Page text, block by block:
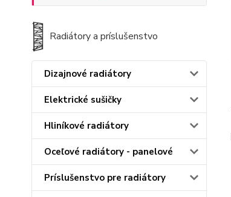
Radiátory a príslušenstvo
Dizajnové radiátory
Elektrické sušičky
Hliníkové radiátory
Oceľové radiátory - panelové
Príslušenstvo pre radiátory